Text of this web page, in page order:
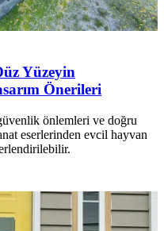
Yüzeyin
Önerileri
önlemleri ve doğru
eserlerinden evcil hayvan